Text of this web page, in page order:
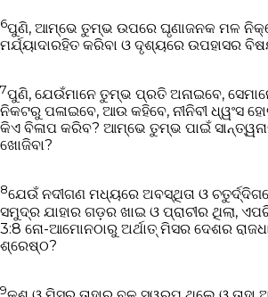
6ପୁଣି, ଆମ୍ଭେ ତୁମ୍ଭ ଉପରେ ଘୃଣାଜନକ ମଳ
ମର୍ଯ୍ୟାଦାରହିତ କରିବା ଓ ଦୃଶ୍ୟରେ ଉପହାସର
7ପୁଣି, ଯେଉଁମାନେ ତୁମ୍ଭ ପ୍ରତି ଅନାଇବେ,
ନିକଟରୁ ପଳାଇବେ, ଆଉ କହିବେ, ନୀନିବୀ ଧ୍ୱଂସ
କିଏ ବିଳାପ କରିବ? ଆମ୍ଭେ ତୁମ୍ଭ ପାଇଁ
ଖୋଜିବା?
8ଯେଉଁ ନଦୀଗଣ ମଧ୍ୟରେ ଅବସ୍ଥିତା ଓ
ସମୁଦ୍ର ଯାହାର ଗଡ଼ର ଖାଇ ଓ ପ୍ରାଚୀର ଥିଲା,
3:8 ନୋ-ଆମୋନଠାରୁ ଅର୍ଥାତ୍‍ ମିସର ଦେଶର
ଶ୍ରେଷ୍ଠ?
9